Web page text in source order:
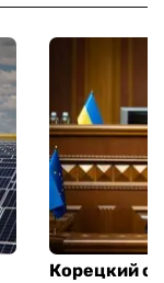
Корецкий